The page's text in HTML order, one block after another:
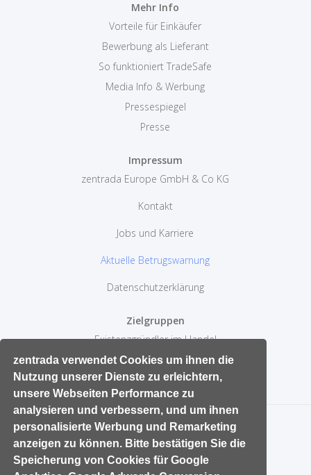
zentrada verwendet Cookies um ihnen die
Nutzung unserer Dienste zu erleichtern,
unsere Webseiten Performance zu
analysieren und verbessern, und um ihnen
personalisierte Werbung und Remarketing
anzeigen zu können. Bitte bestätigen Sie die
Speicherung von Cookies für Google
Mehr Info
Vorteile für Einkäufer
Bewerbung als Lieferant
So funktioniert TradeSafe
Media Info & Werbung
Pressespiegel
Presse
Impressum
zentrada Europe GmbH & Co KG
Kontakt
Jobs und Karriere
Aktuelle Betrugswarnung
Datenschutzerklärung
Zielgruppen
Existenzgründler im Handel
10 Erfolgtips im Einzelhandel
Aktive Sortimentspolitik